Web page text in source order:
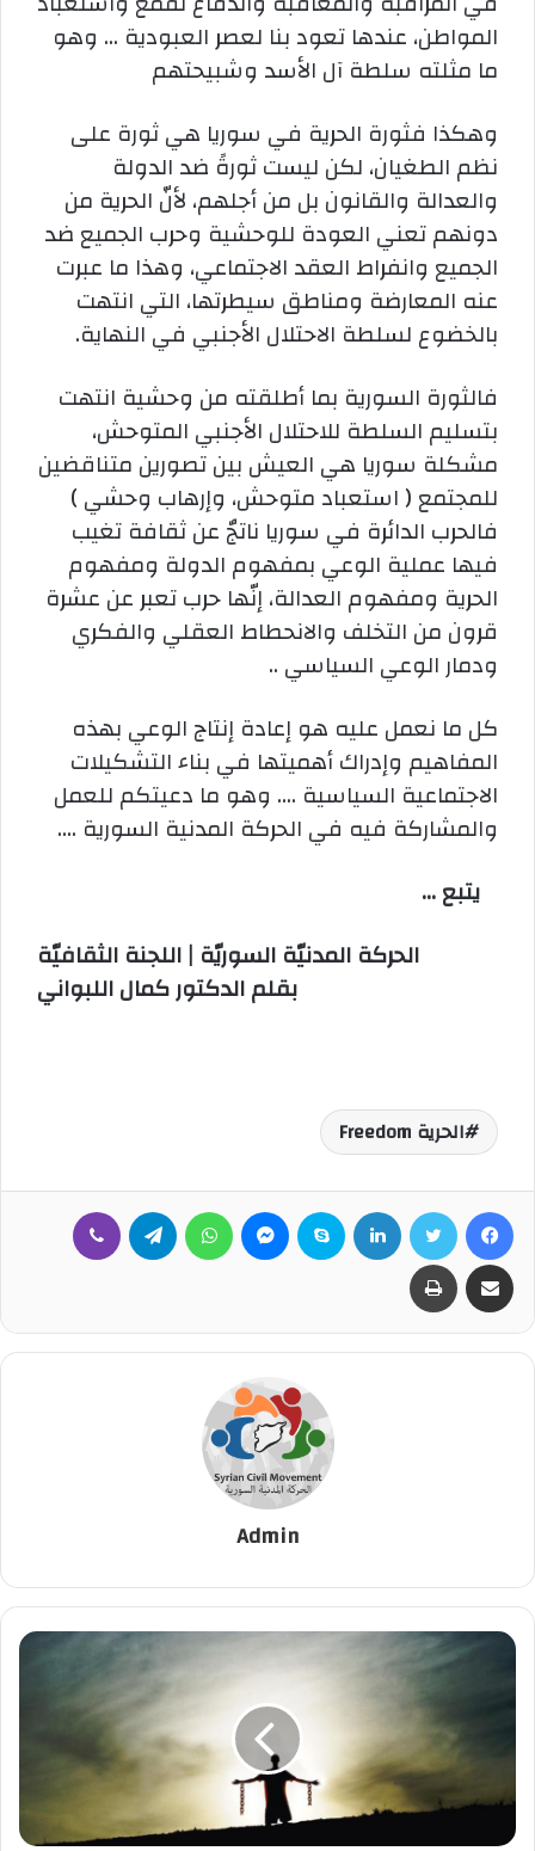
المواطن، عندها تعود بنا لعصر العبودية … وهو
ما مثلته سلطة آل الأسد وشبيحتهم
وهكذا فثورة الحرية في سوريا هي ثورة على
نظم الطغيان، لكن ليست ثورةً ضد الدولة
والعدالة والقانون بل من أجلهم، لأنّ الحرية من
دونهم تعني العودة للوحشية وحرب الجميع ضد
الجميع وانفراط العقد الاجتماعي، وهذا ما عبرت
عنه المعارضة ومناطق سيطرتها، التي انتهت
بالخضوع لسلطة الاحتلال الأجنبي في النهاية.
فالثورة السورية بما أطلقته من وحشية انتهت
بتسليم السلطة للاحتلال الأجنبي المتوحش،
مشكلة سوريا هي العيش بين تصورين متناقضين
للمجتمع ( استعباد متوحش، وإرهاب وحشي )
فالحرب الدائرة في سوريا ناتجٌ عن ثقافة تغيب
فيها عملية الوعي بمفهوم الدولة ومفهوم
الحرية ومفهوم العدالة، إنّها حرب تعبر عن عشرة
قرون من التخلف والانحطاط العقلي والفكري
ودمار الوعي السياسي ..
كل ما نعمل عليه هو إعادة إنتاج الوعي بهذه
المفاهيم وإدراك أهميتها في بناء التشكيلات
الاجتماعية السياسية …. وهو ما دعيتكم للعمل
والمشاركة فيه في الحركة المدنية السورية ….
يتبع …
الحركة المدنيّة السوريّة | اللجنة الثقافيّة
بقلم الدكتور كمال اللبواني
الحرية Freedom
فيسبوك تويتر لينكدإن سكايب ماسنجر واتساب تيلقرام
مشاركة عبر البريد
طباعة
Admin